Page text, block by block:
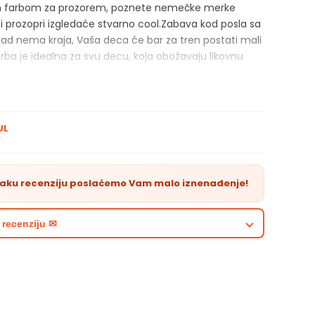
farbom za prozorem, poznete nemečke merke
prozopri izgledaće stvarno cool.Zabava kod posla sa
nema kraja, Vaša deca će bar za tren postati mali
je idealna za svu decu, koja obožavaju likovnu
ogledalo, staklo ili plastične predmete.
žuta.
na bazi vode
za decu od 6 god.
potrebo isprobati na posebnu površinu
sadrži svetleće pigmente koji svetle u tami - glow in
recenziju poslaćemo Vam malo iznenađenje!
recenziju ✉